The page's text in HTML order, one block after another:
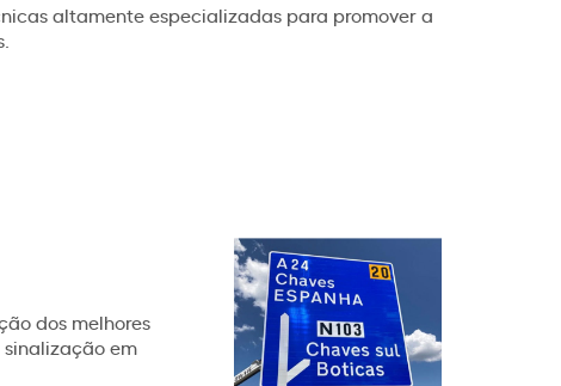
altamente especializadas para promover a
dos melhores
em